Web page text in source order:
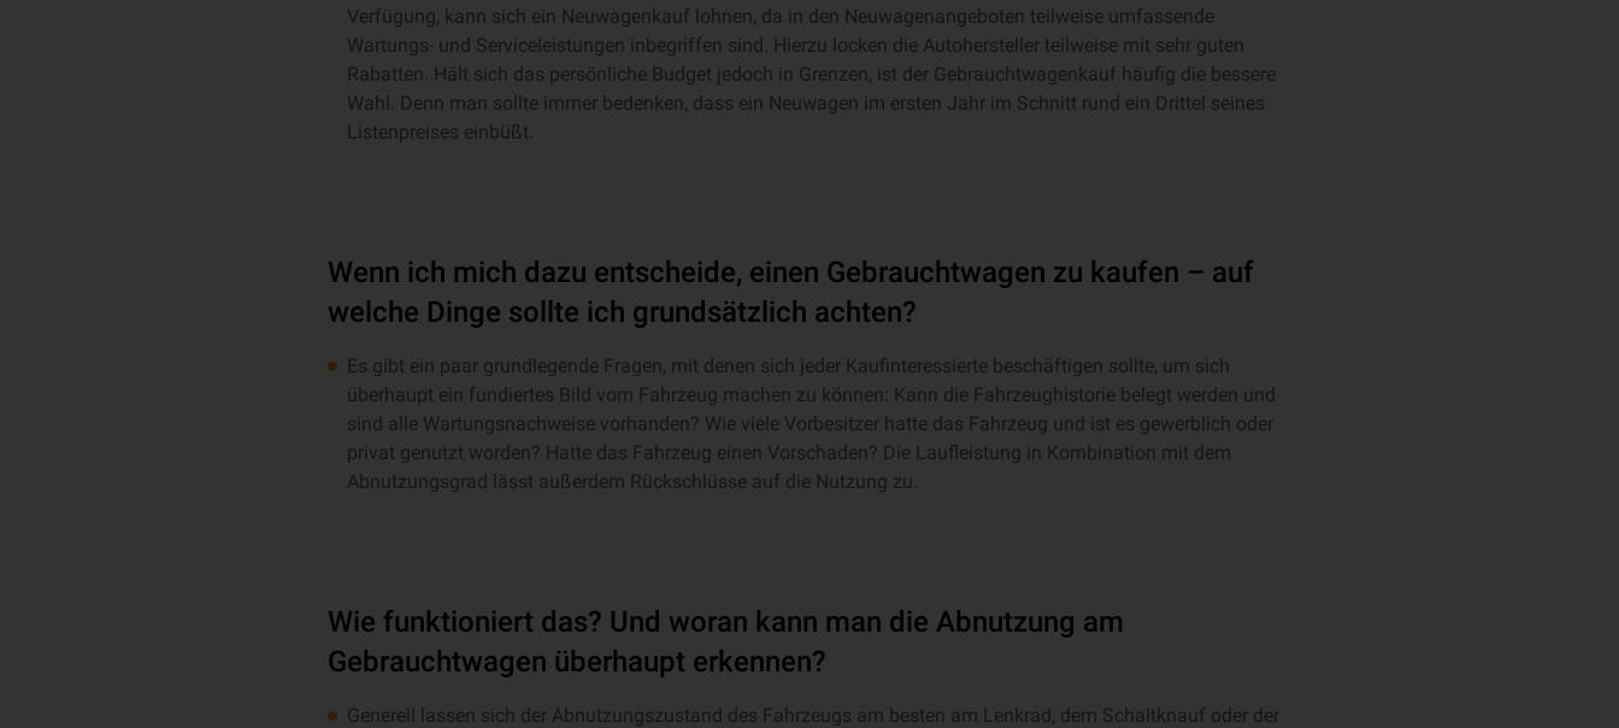
Verfügung, kann sich ein Neuwagenkauf lohnen, da in den Neuwagenangeboten teilweise umfassende
Wartungs- und Serviceleistungen inbegriffen sind. Hierzu locken die Autohersteller teilweise mit sehr guten
Rabatten. Hält sich das persönliche Budget jedoch in Grenzen, ist der Gebrauchtwagenkauf häufig die bessere
Wahl. Denn man sollte immer bedenken, dass ein Neuwagen im ersten Jahr im Schnitt rund ein Drittel seines
Listenpreises einbüßt.
Wenn ich mich dazu entscheide, einen Gebrauchtwagen zu kaufen – auf
welche Dinge sollte ich grundsätzlich achten?
Es gibt ein paar grundlegende Fragen, mit denen sich jeder Kaufinteressierte beschäftigen sollte, um sich
überhaupt ein fundiertes Bild vom Fahrzeug machen zu können: Kann die Fahrzeughistorie belegt werden und
sind alle Wartungsnachweise vorhanden? Wie viele Vorbesitzer hatte das Fahrzeug und ist es gewerblich oder
privat genutzt worden? Hatte das Fahrzeug einen Vorschaden? Die Laufleistung in Kombination mit dem
Abnutzungsgrad lässt außerdem Rückschlüsse auf die Nutzung zu.
Wie funktioniert das? Und woran kann man die Abnutzung am
Gebrauchtwagen überhaupt erkennen?
Generell lassen sich der Abnutzungszustand des Fahrzeugs am besten am Lenkrad, dem Schaltknauf oder der